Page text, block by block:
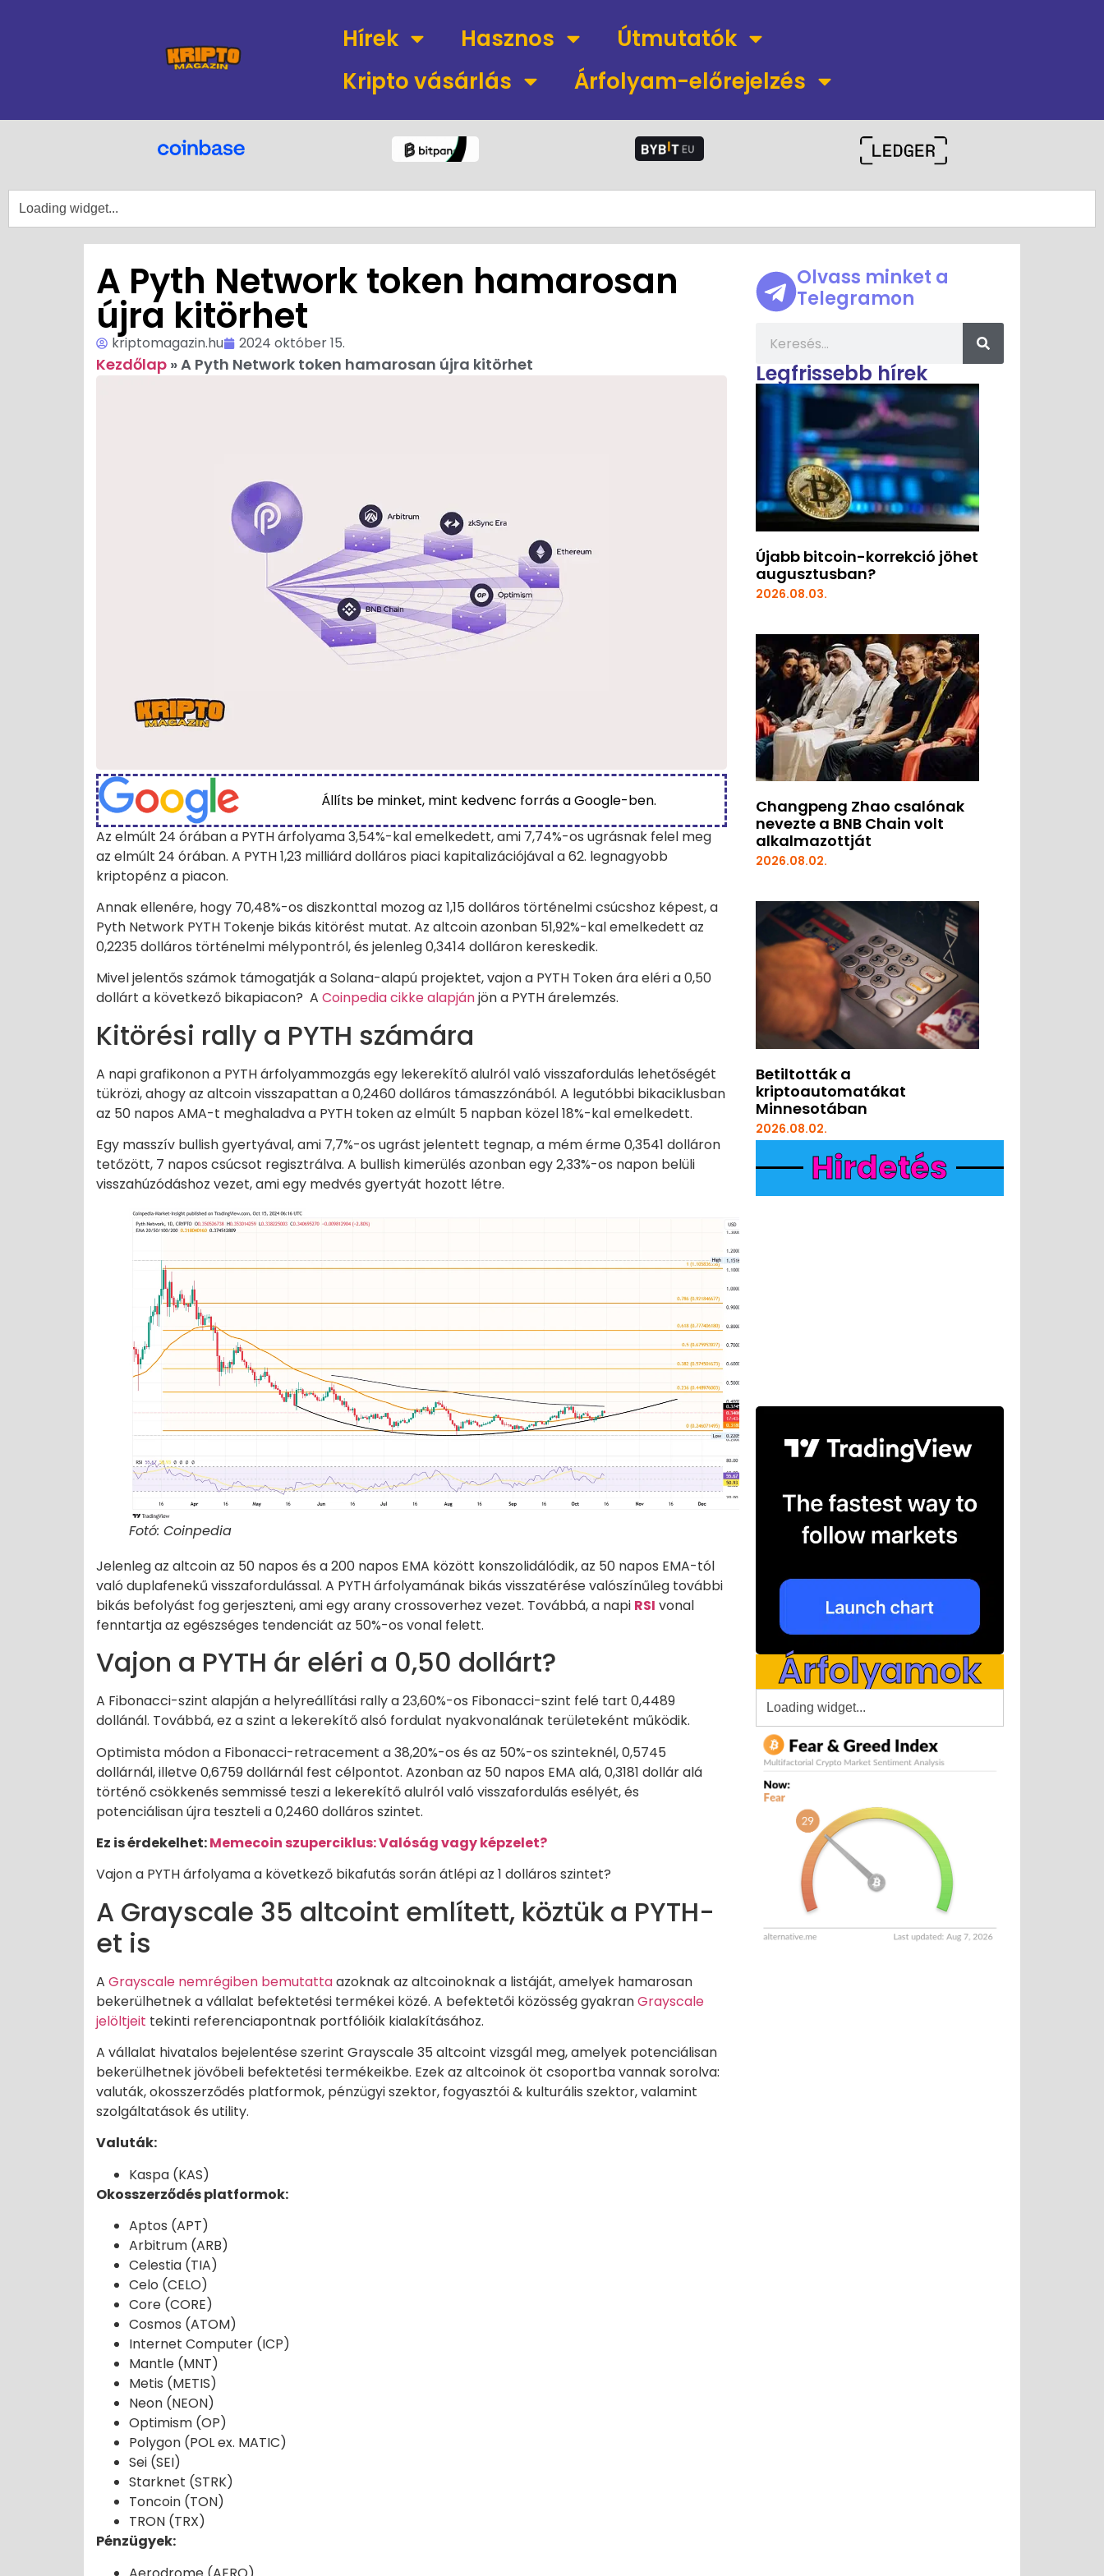
Hírek Hasznos
Útmutatók
Kripto vásárlás
Árfolyam-előrejelzés
A Pyth Network token hamarosan
újra kitörhet
kriptomagazin.hu 2024 október 15.
Kezdőlap »A Pyth Network token hamarosan újra kitörhet
Állíts be minket, mint kedvenc forrás a Google-ben.
Az elmúlt 24 órában a PYTH árfolyama 3,54%-kal emelkedett, ami 7,74%-os ugrásnak felel meg
az elmúlt 24 órában. A PYTH 1,23 milliárd dolláros piaci kapitalizációjával a 62. legnagyobb
kriptopénz a piacon.
Annak ellenére, hogy 70,48%-os diszkonttal mozog az 1,15 dolláros történelmi csúcshoz képest, a
Pyth Network PYTH Tokenje bikás kitörést mutat. Az altcoin azonban 51,92%-kal emelkedett az
0,2235 dolláros történelmi mélypontról, és jelenleg 0,3414 dolláron kereskedik.
Mivel jelentős számok támogatják a Solana-alapú projektet, vajon a PYTH Token ára eléri a 0,50
dollárt a következő bikapiacon? A Coinpedia cikke alapjánjön a PYTH árelemzés.
Kitörési rally a PYTH számára
A napi grafikonon a PYTH árfolyammozgás egy lekerekítő alulról való visszafordulás lehetőségét
tükrözi, ahogy az altcoin visszapattan a 0,2460 dolláros támaszzónából. A legutóbbi bikaciklusban
az 50 napos AMA-t meghaladva a PYTH token az elmúlt 5 napban közel 18%-kal emelkedett.
Egy masszív bullish gyertyával, ami 7,7%-os ugrást jelentett tegnap, a mém érme 0,3541 dolláron
tetőzött, 7 napos csúcsot regisztrálva. A bullish kimerülés azonban egy 2,33%-os napon belüli
visszahúzódáshoz vezet, ami egy medvés gyertyát hozott létre.
Fotó: Coinpedia
Jelenleg az altcoin az 50 napos és a 200 napos EMA között konszolidálódik, az 50 napos EMA-tól
való duplafenekű visszafordulással. A PYTH árfolyamának bikás visszatérése valószínűleg további
bikás befolyást fog gerjeszteni, ami egy arany crossoverhez vezet. Továbbá, a napi RSI vonal
fenntartja az egészséges tendenciát az 50%-os vonal felett.
Vajon a PYTH ár eléri a 0,50 dollárt?
A Fibonacci-szint alapján a helyreállítási rally a 23,60%-os Fibonacci-szint felé tart 0,4489
dollánál. Továbbá, ez a szint a lekerekítő alsó fordulat nyakvonalának területeként működik.
Optimista módon a Fibonacci-retracement a 38,20%-os és az 50%-os szinteknél, 0,5745
dollárnál, illetve 0,6759 dollárnál fest célpontot. Azonban az 50 napos EMA alá, 0,3181 dollár alá
történő csökkenés semmissé teszi a lekerekítő alulról való visszafordulás esélyét, és
potenciálisan újra teszteli a 0,2460 dolláros szintet.
Ez is érdekelhet:Memecoin szuperciklus: Valóság vagy képzelet?
Vajon a PYTH árfolyama a következő bikafutás során átlépi az 1 dolláros szintet?
A Grayscale 35 altcoint említett, köztük a PYTH-
et is
A Grayscale nemrégiben bemutattaazoknak az altcoinoknak a listáját, amelyek hamarosan
bekerülhetnek a vállalat befektetési termékei közé. A befektetői közösség gyakranGrayscale
jelöltjeit tekinti referenciapontnak portfólióik kialakításához.
A vállalat hivatalos bejelentése szerint Grayscale 35 altcoint vizsgál meg, amelyek potenciálisan
bekerülhetnek jövőbeli befektetési termékeikbe. Ezek az altcoinok öt csoportba vannak sorolva:
valuták, okosszerződés platformok, pénzügyi szektor, fogyasztói & kulturális szektor, valamint
szolgáltatások és utility.
Valuták:
Kaspa (KAS)
Okosszerződés platformok:
Aptos (APT)
Arbitrum (ARB)
Celestia (TIA)
Celo (CELO)
Core (CORE)
Cosmos (ATOM)
Internet Computer (ICP)
Mantle (MNT)
Metis (METIS)
Neon (NEON)
Optimism (OP)
Polygon (POL ex. MATIC)
Sei (SEI)
Starknet (STRK)
Toncoin (TON)
TRON (TRX)
Pénzügyek:
Olvass minket a
Telegramon
Legfrissebb hírek
Újabb bitcoin-korrekció jöhet
augusztusban?
2026.08.03.
Changpeng Zhao csalónak
nevezte a BNB Chain volt
alkalmazottját
2026.08.02.
Betiltották a
kriptoautomatákat
Minnesotában
2026.08.02.
Hirdetés
Árfolyamok